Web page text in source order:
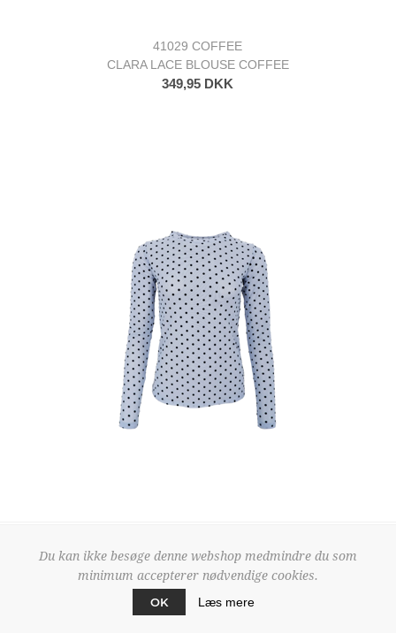
41029 COFFEE
CLARA LACE BLOUSE COFFEE
349,95 DKK
40611 JEANS BKUE
BJENNIE MESH BLOUSE BLUE
199,95 DKK
Du kan ikke besøge denne webshop medmindre du som
minimum accepterer nødvendige cookies.
OK
Læs mere